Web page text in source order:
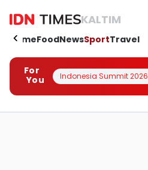
KALTIM
HomeFoodNewsSportTravel
For
You
Indonesia Summit 2026